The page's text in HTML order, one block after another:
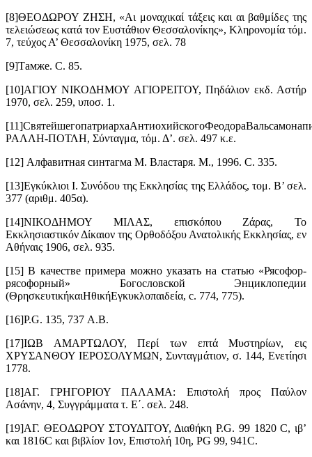
[8]ΘΕΟΔΩΡΟΥ ΖΗΣΗ, «Αι μοναχικαί τάξεις και αι βαθμίδες της
τελειώσεως κατά τον Ευστάθιον Θεσσαλονίκης», Κληρονομία τόμ.
7, τεύχος Α’ Θεσσαλονίκη 1975, σελ. 78
[9]Тамже. С. 85.
[10]ΑΓΙΟΥ ΝΙΚΟΔΗΜΟΥ ΑΓΙΟΡΕΙΤΟΥ, Πηδάλιον εκδ. Αστήρ
1970, σελ. 259, υποσ. 1.
ΡΑΛΛΗ-ΠΟΤΛΗ, Σύνταγμα, τόμ. Δ’. σελ. 497 κ.ε.
[12] Алфавитная синтагма М. Властаря. М., 1996. С. 335.
[13]Εγκύκλιοι Ι. Συνόδου της Εκκλησίας της Ελλάδος, τομ. Β’ σελ.
377 (αριθμ. 405α).
[14]ΝΙΚΟΔΗΜΟΥ ΜΙΛΑΣ, επισκόπου Ζάρας, Το
Εκκλησιαστικόν Δίκαιον της Ορθοδόξου Ανατολικής Εκκλησίας, εν
Αθήναις 1906, σελ. 935.
[15] В качестве примера можно указать на статью «Рясофор-
рясофорный» Богословской Энциклопедии
(ΘρησκευτικήκαιΗθικήΕγκυκλοπαιδεία, с. 774, 775).
[16]P.G. 135, 737 Α.Β.
[17]ΙΩΒ ΑΜΑΡΤΩΛΟΥ, Περί των επτά Μυστηρίων, εις
ΧΡΥΣΑΝΘΟΥ ΙΕΡΟΣΟΛΥΜΩΝ, Συνταγμάτιον, σ. 144, Ενετίησι
1778.
[18]ΑΓ. ΓΡΗΓΟΡΙΟΥ ΠΑΛΑΜΑ: Επιστολή προς Παύλον
Ασάνην, 4, Συγγράμματα τ. Ε΄. σελ. 248.
[19]ΑΓ. ΘΕΟΔΩΡΟΥ ΣΤΟΥΔΙΤΟΥ, Διαθήκη P.G. 99 1820 C, ιβ’
και 1816C και βιβλίον 1ον, Επιστολή 10η, PG 99, 941C.